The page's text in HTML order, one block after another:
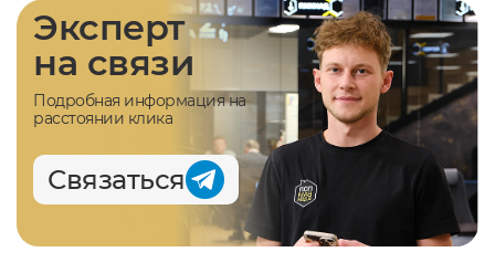
Эксперт
на связи
Подробная информация на
расстоянии клика
Связаться